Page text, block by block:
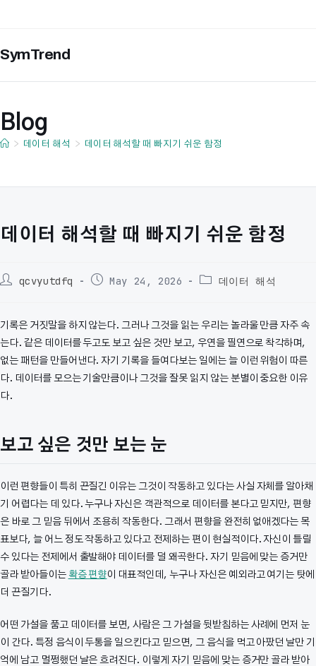
SymTrend
Blog
> 데이터 해석 > 데이터 해석할 때 빠지기 쉬운 함정
데이터 해석할 때 빠지기 쉬운 함정
Postqcvyutdfq
PostMay 24, 2026
Post데이터 해석
기록은 거짓말을 하지 않는다. 그러나 그것을 읽는 우리는 놀라울 만큼 자주 속
는다. 같은 데이터를 두고도 보고 싶은 것만 보고, 우연을 필연으로 착각하며,
없는 패턴을 만들어낸다. 자기 기록을 들여다보는 일에는 늘 이런 위험이 따른
다. 데이터를 모으는 기술만큼이나 그것을 잘못 읽지 않는 분별이 중요한 이유
다.
보고 싶은 것만 보는 눈
이런 편향들이 특히 끈질긴 이유는 그것이 작동하고 있다는 사실 자체를 알아채
기 어렵다는 데 있다. 누구나 자신은 객관적으로 데이터를 본다고 믿지만, 편향
은 바로 그 믿음 뒤에서 조용히 작동한다. 그래서 편향을 완전히 없애겠다는 목
표보다, 늘 어느 정도 작동하고 있다고 전제하는 편이 현실적이다. 자신이 틀릴
수 있다는 전제에서 출발해야 데이터를 덜 왜곡한다. 자기 믿음에 맞는 증거만
골라 받아들이는 확증 편향이 대표적인데, 누구나 자신은 예외라고 여기는 탓에
더 끈질기다.
어떤 가설을 품고 데이터를 보면, 사람은 그 가설을 뒷받침하는 사례에 먼저 눈
이 간다. 특정 음식이 두통을 일으킨다고 믿으면, 그 음식을 먹고 아팠던 날만 기
억에 남고 멀쩡했던 날은 흐려진다. 이렇게 자기 믿음에 맞는 증거만 골라 받아